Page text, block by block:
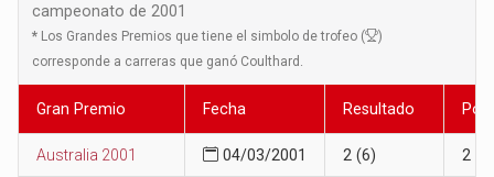
campeonato de 2001
* Los Grandes Premios que tiene el simbolo de trofeo (
)
corresponde a carreras que ganó Coulthard.
Gran Premio Fecha Resultado
Australia 2001 04/03/2001 2 (6) 2